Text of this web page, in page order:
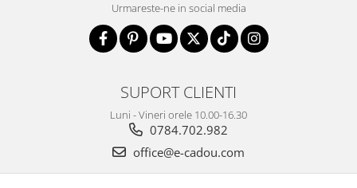
Urmareste-ne in social media
SUPORT CLIENTI
Luni - Vineri orele 10.00-16.30
0784.702.982
office@e-cadou.com